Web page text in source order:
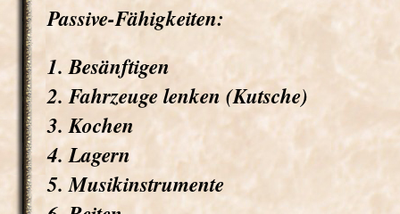
Passive-Fähigkeiten:
1. Besänftigen
2. Fahrzeuge lenken (Kutsche)
3. Kochen
4. Lagern
5. Musikinstrumente